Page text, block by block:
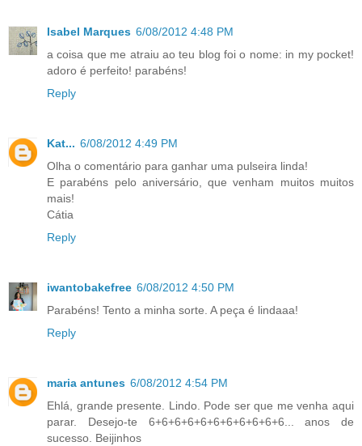
Isabel Marques 6/08/2012 4:48 PM
a coisa que me atraiu ao teu blog foi o nome: in my pocket!
adoro é perfeito! parabéns!
Reply
Kat... 6/08/2012 4:49 PM
Olha o comentário para ganhar uma pulseira linda!
E parabéns pelo aniversário, que venham muitos muitos
mais!
Cátia
Reply
iwantobakefree 6/08/2012 4:50 PM
Parabéns! Tento a minha sorte. A peça é lindaaa!
Reply
maria antunes 6/08/2012 4:54 PM
Ehlá, grande presente. Lindo. Pode ser que me venha aqui
parar. Desejo-te 6+6+6+6+6+6+6+6+6+6+6... anos de
sucesso. Beijinhos